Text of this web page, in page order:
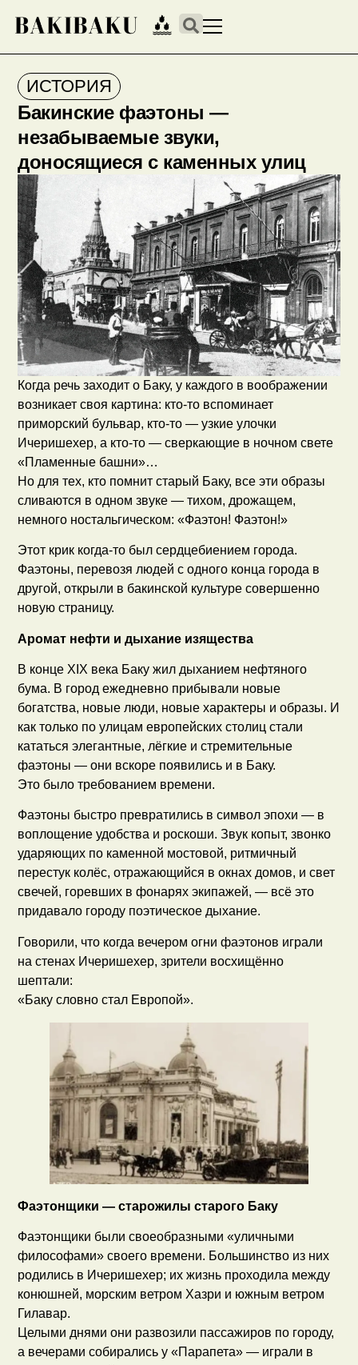
ИСТОРИЯ
Бакинские фаэтоны —
незабываемые звуки,
доносящиеся с каменных улиц
Когда речь заходит о Баку, у каждого в воображении
возникает своя картина: кто-то вспоминает
приморский бульвар, кто-то — узкие улочки
Ичеришехер, а кто-то — сверкающие в ночном свете
«Пламенные башни»…
Но для тех, кто помнит старый Баку, все эти образы
сливаются в одном звуке — тихом, дрожащем,
немного ностальгическом: «Фаэтон! Фаэтон!»
Этот крик когда-то был сердцебиением города.
Фаэтоны, перевозя людей с одного конца города в
другой, открыли в бакинской культуре совершенно
новую страницу.
Аромат нефти и дыхание изящества
В конце XIX века Баку жил дыханием нефтяного
бума. В город ежедневно прибывали новые
богатства, новые люди, новые характеры и образы. И
как только по улицам европейских столиц стали
кататься элегантные, лёгкие и стремительные
фаэтоны — они вскоре появились и в Баку.
Это было требованием времени.
Фаэтоны быстро превратились в символ эпохи — в
воплощение удобства и роскоши. Звук копыт, звонко
ударяющих по каменной мостовой, ритмичный
перестук колёс, отражающийся в окнах домов, и свет
свечей, горевших в фонарях экипажей, — всё это
придавало городу поэтическое дыхание.
Говорили, что когда вечером огни фаэтонов играли
на стенах Ичеришехер, зрители восхищённо
шептали:
«Баку словно стал Европой».
Фаэтонщики — старожилы старого Баку
Фаэтонщики были своеобразными «уличными
философами» своего времени. Большинство из них
родились в Ичеришехер; их жизнь проходила между
конюшней, морским ветром Хазри и южным ветром
Гилавар.
Целыми днями они развозили пассажиров по городу,
а вечерами собирались у «Парапета» — играли в